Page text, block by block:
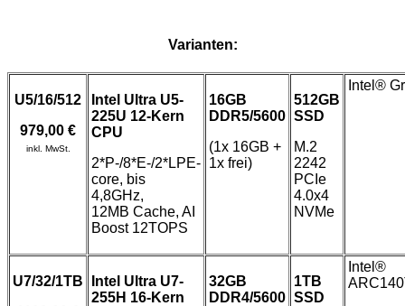
Varianten:
U5/16/512
979,00 €
inkl. MwSt.
Intel Ultra U5-
225U 12-Kern
CPU
2*P-/8*E-/2*LPE-
core, bis
4,8GHz,
12MB Cache, AI
Boost 12TOPS
16GB
DDR5/5600
(1x 16GB +
1x frei)
512GB
SSD
M.2
2242
PCIe
4.0x4
NVMe
Intel®
U7/32/1TB
Intel Ultra U7-
255H 16-Kern
32GB
DDR4/5600
1TB
SSD
Intel®